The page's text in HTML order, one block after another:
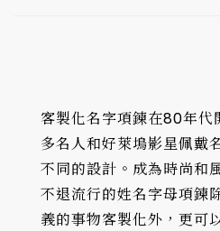
客製化名字項鍊在80年代
多名人和好萊塢影星佩戴
不同的設計。成為時尚和
不退流行的姓名字母項鍊
義的事物客製化外，更可